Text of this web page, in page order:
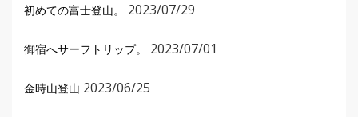
初めての富士登山。 2023/07/29
御宿へサーフトリップ。 2023/07/01
金時山登山 2023/06/25